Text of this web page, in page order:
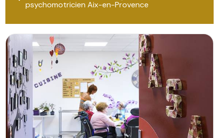
psychomotricien Aix-en-Provence